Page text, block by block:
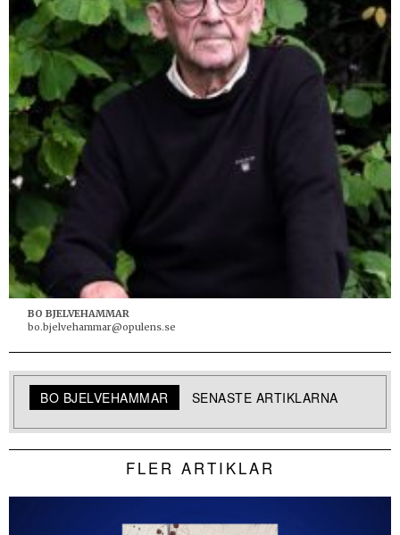
BO BJELVEHAMMAR
bo.bjelvehammar@opulens.se
BO BJELVEHAMMAR SENASTE ARTIKLARNA
FLER ARTIKLAR